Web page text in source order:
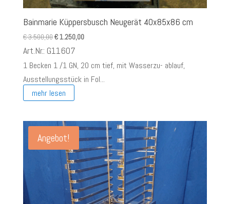
Bainmarie Küppersbusch Neugerät 40x85x86 cm
€3.500,00Ursprünglicher
Preis
war:
€ 3.500,00
€1.250,00Aktueller
€ 1.250,00.
Art.Nr.: G11607
1 Becken 1 /1 GN, 20 cm tief, mit Wasserzu- ablauf,
Ausstellungsstück in Fol...
mehr lesen
Angebot!